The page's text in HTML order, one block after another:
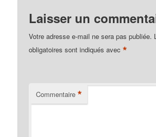
Laisser un
Votre adresse e-mail ne sera pas publiée.
obligatoires sont indiqués avec*
Commentaire *